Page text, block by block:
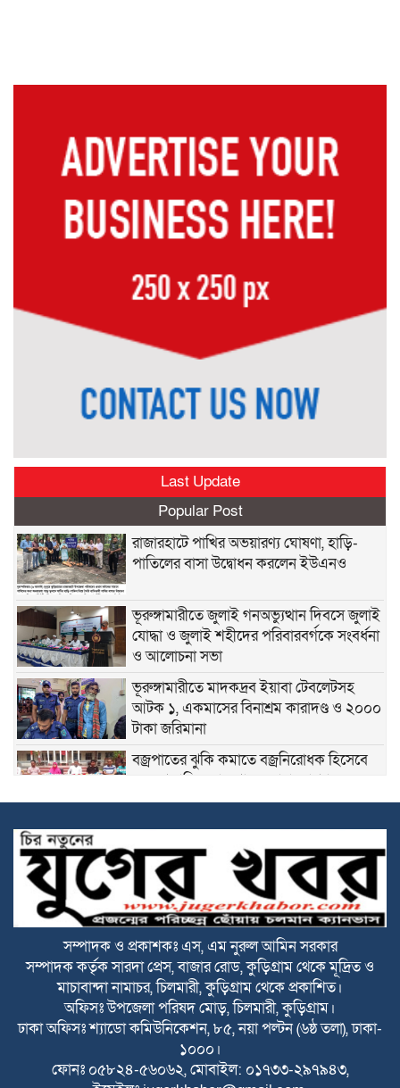
Last Update
Popular Post
রাজারহাটে পাখির অভয়ারণ্য ঘোষণা, হাড়ি-
পাতিলের বাসা উদ্বোধন করলেন ইউএনও
ভূরুঙ্গামারীতে জুলাই গনঅভ্যুত্থান দিবসে জুলাই
যোদ্ধা ও জুলাই শহীদের পরিবারবর্গকে সংবর্ধনা
ও আলোচনা সভা
ভূরুঙ্গামারীতে মাদকদ্রব ইয়াবা টেবলেটসহ
আটক ১, একমাসের বিনাশ্রম কারাদণ্ড ও ২০০০
টাকা জরিমানা
বজ্রপাতের ঝুকি কমাতে বজ্রনিরোধক হিসেবে
দেড় শতাধিক তাল গাছের চারা রোপণ
২০ আগস্ট রাষ্ট্রপতি নির্বাচন
ফ্যাসিবাদবিরোধী আন্দোলনে হত্যাকাণ্ডের বিচার
হবে স্বচ্ছ ও নিরপেক্ষ: প্রধানমন্ত্রী
রাজারহাটে শহীদ রাজিবের কবরে শুদ্ধা নিবেদন
করলেন উপজেলা প্রশাসন
বাঁশঝাড় থেকে বিপুল পরিমাণ ভারতীয় প্যান্টের
কাপড়,প্যান্টপিস ও ৬০ কেজি জিরা জব্দ
সম্পাদক ও প্রকাশকঃ এস, এম নুরুল আমিন সরকার
সম্পাদক কর্তৃক সারদা প্রেস, বাজার রোড, কুড়িগ্রাম থেকে মূদ্রিত ও
মাচাবান্দা নামাচর, চিলমারী, কুড়িগ্রাম থেকে প্রকাশিত।
অফিসঃ উপজেলা পরিষদ মোড়, চিলমারী, কুড়িগ্রাম।
ঢাকা অফিসঃ শ্যাডো কমিউনিকেশন, ৮৫, নয়া পল্টন (৬ষ্ঠ তলা), ঢাকা-
১০০০।
ফোনঃ ০৫৮২৪-৫৬০৬২, মোবাইল: ০১৭৩৩-২৯৭৯৪৩,